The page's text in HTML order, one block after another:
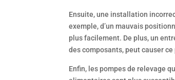
Ensuite, une installation
exemple, d’un mauvais
plus facilement. De plus, un
des composants, peut causer
Enfin, les pompes de relevage